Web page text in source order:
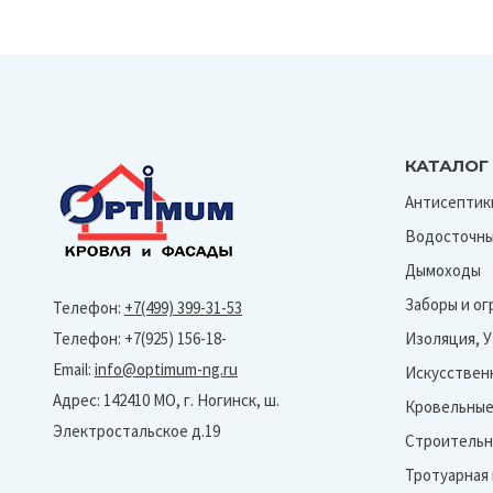
Телефон: +7(499) 399-31-53
Телефон: +7(925) 156-18-
Email: info@optimum-ng.ru
Адрес: 142410 МО, г. Ногинск, ш.
Электростальское д.19
КАТАЛОГ
Дымоходы
Заборы и
Изоляция,
Тротуарная